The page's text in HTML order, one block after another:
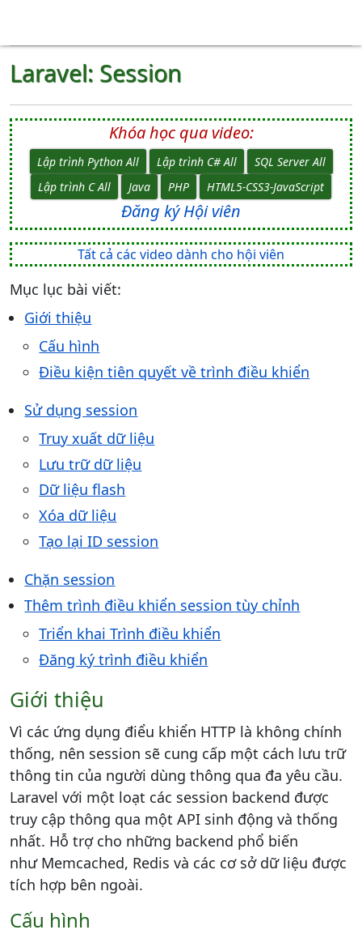
Laravel: Session
Khóa học qua video:
Lập trình Python All Lập trình C# All
SQL Server All
Lập trình C All
Java PHP HTML5-CSS3-JavaScript
Đăng ký Hội viên
Tất cả các video dành cho hội viên
Mục lục bài viết:
Giới thiệu
Cấu hình
Điều kiện tiên quyết về trình điều khiển
Sử dụng session
Truy xuất dữ liệu
Lưu trữ dữ liệu
Dữ liệu flash
Xóa dữ liệu
Tạo lại ID session
Chặn session
Thêm trình điều khiển session tùy chỉnh
Triển khai Trình điều khiển
Đăng ký trình điều khiển
Giới thiệu
Vì các ứng dụng điểu khiển HTTP là không chính
thống, nên session sẽ cung cấp một cách lưu trữ
thông tin của người dùng thông qua đa yêu cầu.
Laravel với một loạt các session backend được
truy cập thông qua một API sinh động và thống
nhất. Hỗ trợ cho những backend phổ biến
như Memcached, Redis và các cơ sở dữ liệu được
tích hợp bên ngoài.
Cấu hình